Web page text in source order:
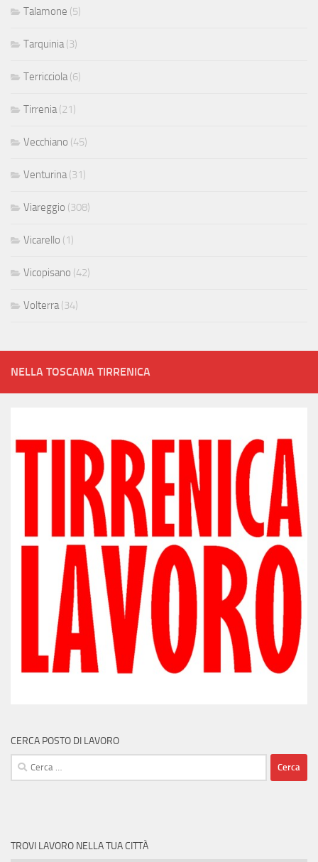
Talamone (5)
Tarquinia (3)
Terricciola (6)
Tirrenia (21)
Vecchiano (45)
Venturina (31)
Viareggio (308)
Vicarello (1)
Vicopisano (42)
Volterra (34)
NELLA TOSCANA TIRRENICA
CERCA POSTO DI LAVORO
Ricerca
per:
TROVI LAVORO NELLA TUA CITTÀ